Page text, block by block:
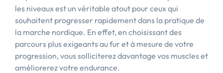
les niveaux est un véritable atout pour ceux qui
souhaitent progresser rapidement dans la pratique de
la marche nordique. En effet, en choisissant des
parcours plus exigeants au fur et à mesure de votre
progression, vous solliciterez davantage vos muscles et
améliorerez votre endurance.